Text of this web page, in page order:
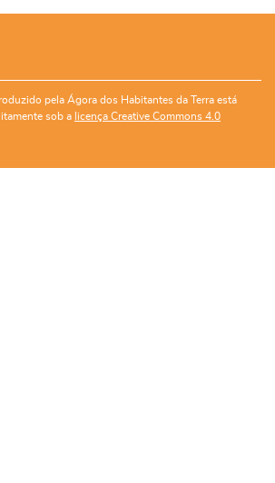
pela Ágora dos Habitantes da Terra está
sob a licença Creative Commons 4.0